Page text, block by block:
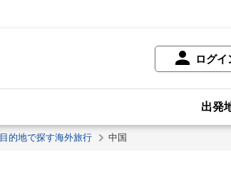
ログイ
出発
目的地で探す海外旅行 中国